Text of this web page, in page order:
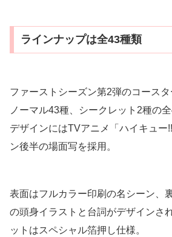
ラインナップは全43種類
ファーストシーズン第2弾のコースタ
ノーマル43種、シークレット2種の
デザインにはTVアニメ「ハイキュー
ン後半の場面写を採用。
表面はフルカラー印刷の名シーン、
の頭身イラストと台詞がデザインさ
ットはスペシャル箔押し仕様。